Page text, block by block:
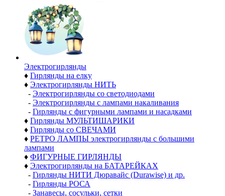
Электро­гирлянды
♦ Гирлянды на елку
♦ Электрогирлянды НИТЬ
- Электрогирлянды со светодиодами
- Электрогирлянды с лампами накаливания
- Гирлянды с фигурными лампами и насадками
♦ Гирлянды МУЛЬТИШАРИКИ
♦ Гирлянды со СВЕЧАМИ
♦ РЕТРО ЛАМПЫ электрогирлянды с большими
лампами
♦ ФИГУРНЫЕ ГИРЛЯНДЫ
♦ Электрогирлянды на БАТАРЕЙКАХ
- Гирлянды НИТИ Дюравайс (Durawise) и др.
- Гирлянды РОСА
- Занавесы, сосульки, сетки